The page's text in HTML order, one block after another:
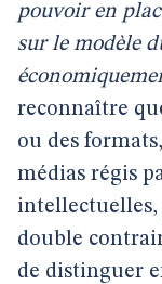
pouvoir en
sur le modèle
reconnaître
ou des
médias régis
intellectuelles,
double
de distinguer